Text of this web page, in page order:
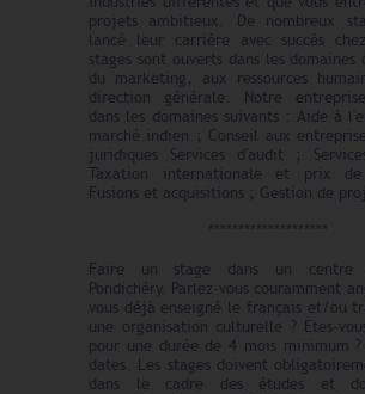
projets ambitieux. De nombreux
lancé leur carrière avec succès
stages sont ouverts dans les domaines
du marketing, aux ressources
direction générale. Notre
dans les domaines suivants : Aide à
marché indien ; Conseil aux
juridiques Services d'audit ;
Taxation internationale et prix
Fusions et acquisitions ; Gestion de
Faire un stage dans un centre
Pondichéry. Parlez-vous couramment
vous déjà enseigné le français et/ou
une organisation culturelle ? Etes-
pour une durée de 4 mois minimum ?
dates. Les stages doivent
dans le cadre des études et